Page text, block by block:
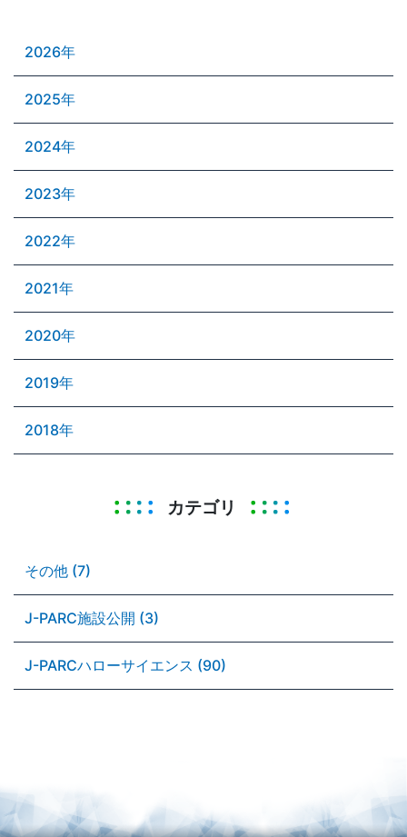
2026年
2025年
2024年
2023年
2022年
2021年
2020年
2019年
2018年
カテゴリ
その他 (7)
J-PARC施設公開 (3)
J-PARCハローサイエンス (90)